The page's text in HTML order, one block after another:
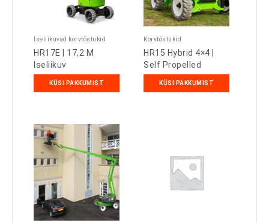
Iseliikuvad korvtõstukid
HR17E | 17,2 M
Iseliikuv
KÜSI PAKKUMIST
Korvtõstukid
HR15 Hybrid 4×4 |
Self Propelled
KÜSI PAKKUMIST